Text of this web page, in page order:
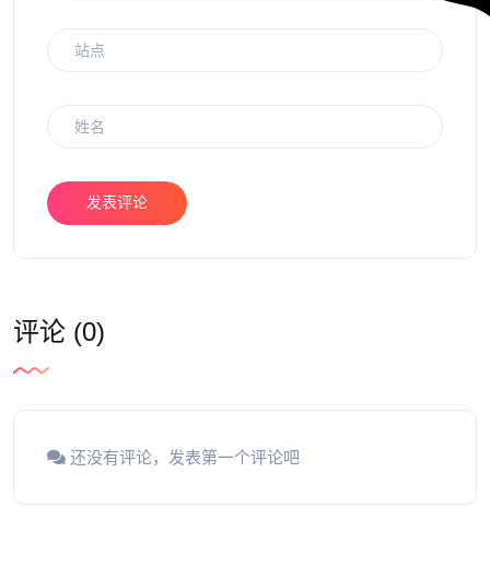
发表评论
评论 (0)
还没有评论，发表第一个评论吧